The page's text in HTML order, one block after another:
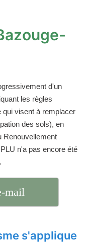
d'un
les règles
qui visent à remplacer
des sols), en
Renouvellement
n'a pas encore été
mail
s'applique